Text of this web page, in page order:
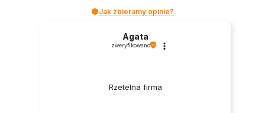
Jak zbieramy opinie?
Agata
zweryfikowano
Rzetelna firma